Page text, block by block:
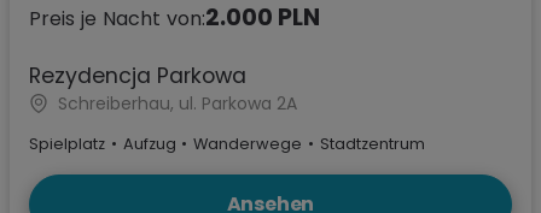
Preis je Nacht von:2.000 PLN
Rezydencja Parkowa
Schreiberhau, ul. Parkowa 2A
Spielplatz • Aufzug • Wanderwege • Stadtzentrum
Ansehen